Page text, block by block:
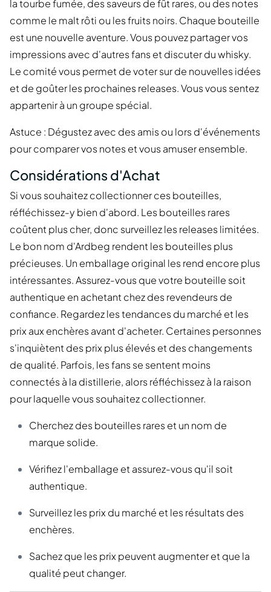
la tourbe fumée, des saveurs de fût rares, ou des notes
comme le malt rôti ou les fruits noirs. Chaque bouteille
est une nouvelle aventure. Vous pouvez partager vos
impressions avec d'autres fans et discuter du whisky.
Le comité vous permet de voter sur de nouvelles idées
et de goûter les prochaines releases. Vous vous sentez
appartenir à un groupe spécial.
Astuce : Dégustez avec des amis ou lors d'événements
pour comparer vos notes et vous amuser ensemble.
Considérations d'Achat
Si vous souhaitez collectionner ces bouteilles,
réfléchissez-y bien d'abord. Les bouteilles rares
coûtent plus cher, donc surveillez les releases limitées.
Le bon nom d'Ardbeg rendent les bouteilles plus
précieuses. Un emballage original les rend encore plus
intéressantes. Assurez-vous que votre bouteille soit
authentique en achetant chez des revendeurs de
confiance. Regardez les tendances du marché et les
prix aux enchères avant d'acheter. Certaines personnes
s'inquiètent des prix plus élevés et des changements
de qualité. Parfois, les fans se sentent moins
connectés à la distillerie, alors réfléchissez à la raison
pour laquelle vous souhaitez collectionner.
Cherchez des bouteilles rares et un nom de
marque solide.
Vérifiez l'emballage et assurez-vous qu'il soit
authentique.
Surveillez les prix du marché et les résultats des
enchères.
Sachez que les prix peuvent augmenter et que la
qualité peut changer.